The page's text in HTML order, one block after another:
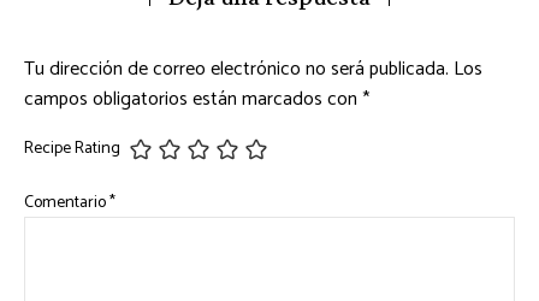
Tu dirección de correo electrónico no será publicada. Los
campos obligatorios están marcados con*
Recipe Rating
Comentario*